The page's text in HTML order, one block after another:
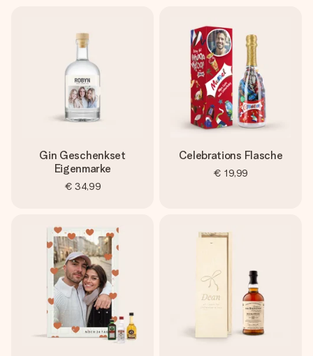
Gin Geschenkset
Eigenmarke
€ 34,99
Celebrations Flasche
€ 19,99